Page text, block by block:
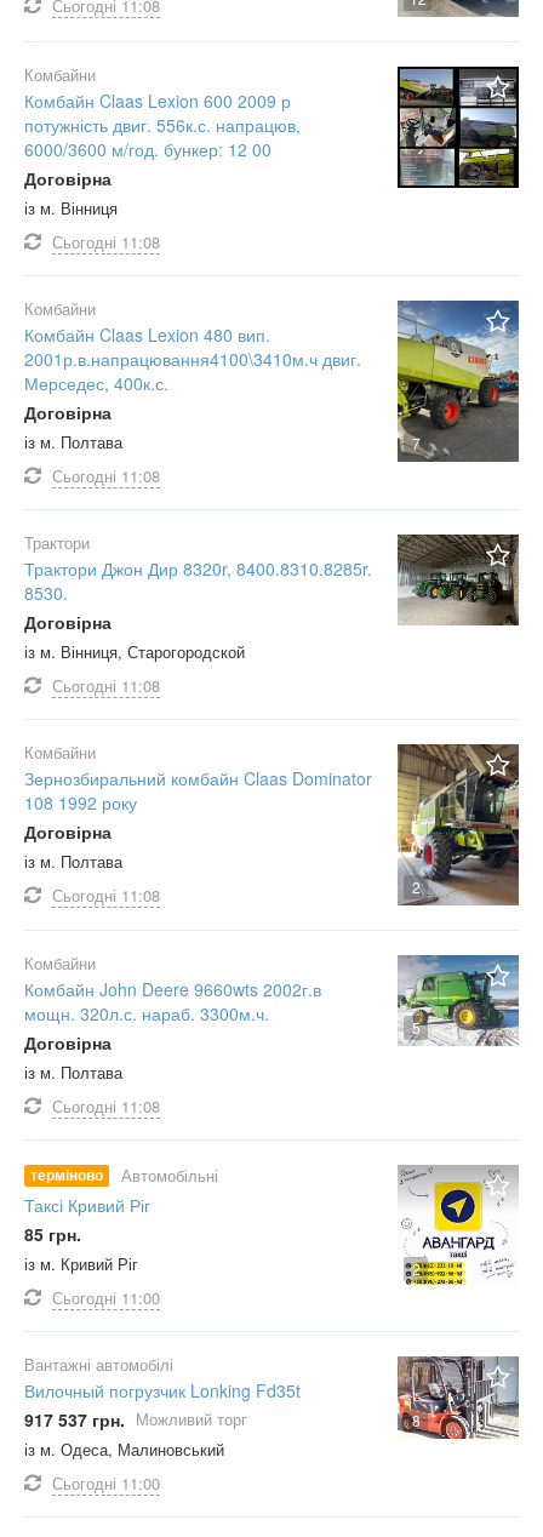
Сьогодні 11:08
Комбайни
Комбайн Claas Lexion 600 2009 р
потужність двиг. 556к.с. напрацюв,
6000/3600 м/год. бункер: 12 00
Договірна
із м. Вінниця
Сьогодні 11:08
7
Комбайни
Комбайн Claas Lexion 480 вип.
2001р.в.напрацювання4100\3410м.ч двиг.
Мерседес, 400к.с.
Договірна
із м. Полтава
Сьогодні 11:08
Трактори
Трактори Джон Дир 8320r, 8400.8310.8285r.
8530.
Договірна
із м. Вінниця, Старогородской
Сьогодні 11:08
2
Комбайни
Зернозбиральний комбайн Claas Dominator
108 1992 року
Договірна
із м. Полтава
Сьогодні 11:08
5
Комбайни
Комбайн John Deere 9660wts 2002г.в
мощн. 320л.с. нараб. 3300м.ч.
Договірна
із м. Полтава
Сьогодні 11:08
2
терміново Автомобільні
Таксі Кривий Ріг
85 грн.
із м. Кривий Ріг
Сьогодні 11:00
8
Вантажні автомобілі
Вилочный погрузчик Lonking Fd35t
917 537 грн. Можливий торг
із м. Одеса, Малиновський
Сьогодні 11:00